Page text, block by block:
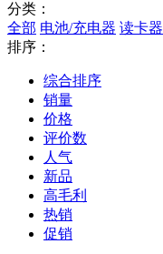
分类：
全部 电池/充电器 读卡器
排序：
综合排序
销量
价格
评价数
人气
新品
高毛利
热销
促销